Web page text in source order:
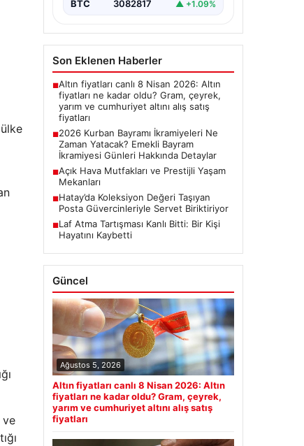
ve
BTC 3082817 ▲ +1.09%
Son Eklenen Haberler
■Altın fiyatları canlı 8 Nisan 2026: Altın
fiyatları ne kadar oldu? Gram, çeyrek,
yarım ve cumhuriyet altını alış satış
fiyatları
■2026 Kurban Bayramı İkramiyeleri Ne
Zaman Yatacak? Emekli Bayram
İkramiyesi Günleri Hakkında Detaylar
■Açık Hava Mutfakları ve Prestijli Yaşam
Mekanları
■Hatay’da Koleksiyon Değeri Taşıyan
Posta Güvercinleriyle Servet Biriktiriyor
■Laf Atma Tartışması Kanlı Bitti: Bir Kişi
Hayatını Kaybetti
Güncel
Ağustos 5, 2026
Altın fiyatları canlı 8 Nisan 2026: Altın
fiyatları ne kadar oldu? Gram, çeyrek,
yarım ve cumhuriyet altını alış satış
fiyatları